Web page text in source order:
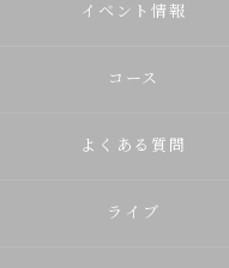
イベント情報
コース
よくある質問
ライブ